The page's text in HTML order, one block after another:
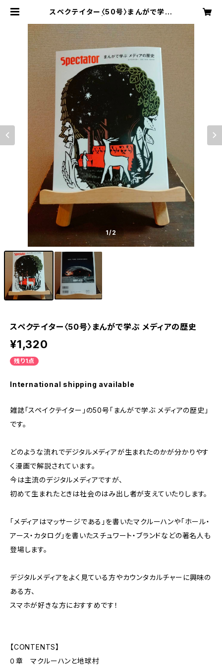
スペクテイター〈50号〉まんがで学ぶ
me shop "caravan"
1/2
スペクテイター〈50号〉まんがで学ぶ メディアの歴史
¥1,320
残り1点
International shipping available
雑誌「スペイクテイター」の50号「まんがで学ぶ メディアの歴史」
です。
どのような流れでデジタルメディアが生まれたのかが分かりやす
く漫画で解説されています。
今は主流のデジタルメディアですが、
初めて生まれたときは社会のはみ出し者が支えていたりします。
「メディアはマッサージである」を書いたマクルーハンや「ホール・
アース・カタログ」を書いたスチュワート・ブランドなどの著名人も
登場します。
デジタルメディアをよく見ている方やカウンタカルチャーに興味の
ある方、
スマホが好きな方におすすめです！
【CONTENTS】
０章 マクルーハンと地球村